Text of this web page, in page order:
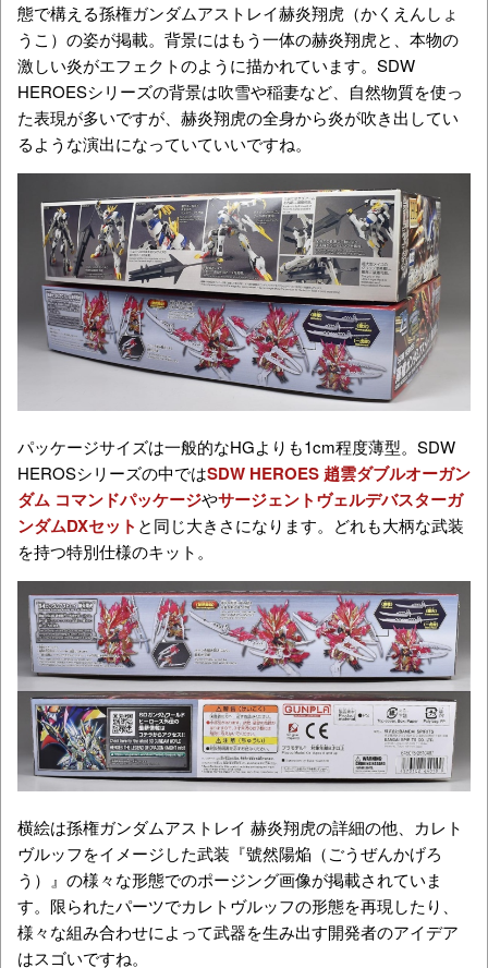
態で構える孫権ガンダムアストレイ赫炎翔虎（かくえんしょ
うこ）の姿が掲載。背景にはもう一体の赫炎翔虎と、本物の
激しい炎がエフェクトのように描かれています。SDW
HEROESシリーズの背景は吹雪や稲妻など、自然物質を使っ
た表現が多いですが、赫炎翔虎の全身から炎が吹き出してい
るような演出になっていていいですね。
パッケージサイズは一般的なHGよりも1cm程度薄型。SDW
HEROSシリーズの中ではSDW HEROES 趙雲ダブルオーガン
ダム コマンドパッケージやサージェントヴェルデバスターガ
ンダムDXセット と同じ大きさになります。どれも大柄な武装
を持つ特別仕様のキット。
横絵は孫権ガンダムアストレイ 赫炎翔虎の詳細の他、カレト
ヴルッフをイメージした武装『號然陽焔（ごうぜんかげろ
う）』の様々な形態でのポージング画像が掲載されていま
す。限られたパーツでカレトヴルッフの形態を再現したり、
様々な組み合わせによって武器を生み出す開発者のアイデア
はスゴいですね。